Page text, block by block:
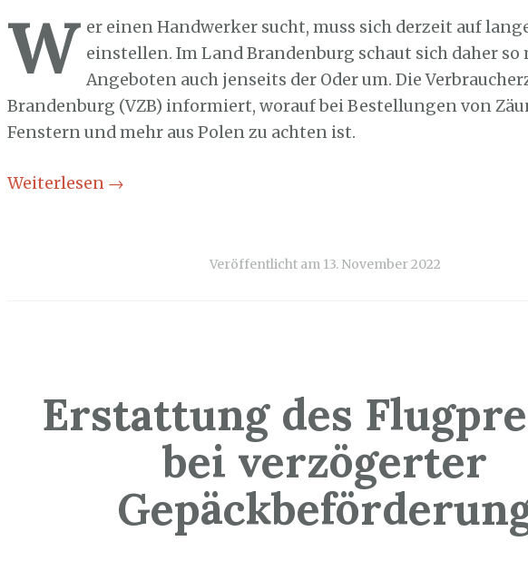
W er einen Handwerker sucht, muss sich derzeit auf
einstellen. Im Land Brandenburg schaut sich daher so
Angeboten auch jenseits der Oder um. Die
Brandenburg (VZB) informiert, worauf bei Bestellungen von
Fenstern und mehr aus Polen zu achten ist.
Weiterlesen →
Veröffentlicht am 13. November 2022
Erstattung des
bei verzögerter